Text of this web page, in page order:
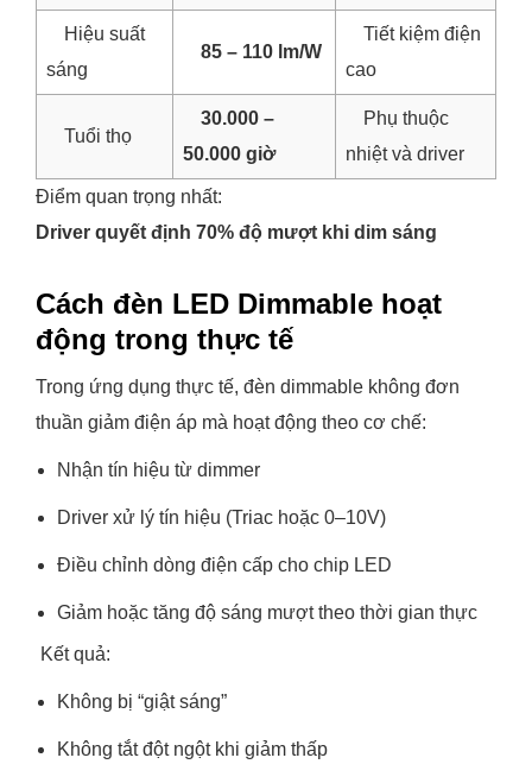
Hiệu suất
sáng
85 – 110 lm/W
Tiết kiệm điện
cao
Tuổi thọ
30.000 –
50.000 giờ
Phụ thuộc
nhiệt và driver
Điểm quan trọng nhất:
Driver quyết định 70% độ mượt khi dim sáng
Cách đèn LED Dimmable hoạt
động trong thực tế
Trong ứng dụng thực tế, đèn dimmable không đơn
thuần giảm điện áp mà hoạt động theo cơ chế:
Nhận tín hiệu từ dimmer
Driver xử lý tín hiệu (Triac hoặc 0–10V)
Điều chỉnh dòng điện cấp cho chip LED
Giảm hoặc tăng độ sáng mượt theo thời gian thực
Kết quả:
Không bị “giật sáng”
Không tắt đột ngột khi giảm thấp